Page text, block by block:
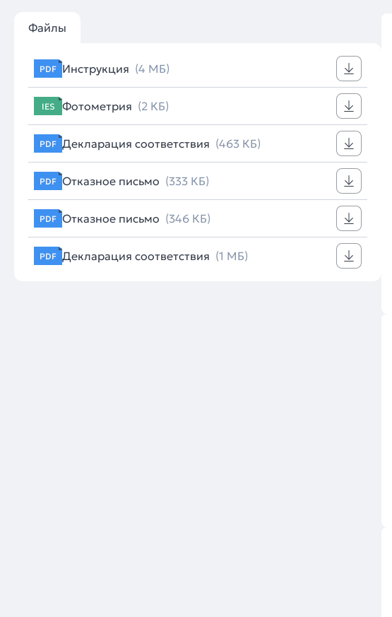
Файлы
PDF Инструкция (4 МБ)
IES Фотометрия (2 КБ)
PDF Декларация соответствия (463 КБ)
PDF Отказное письмо (333 КБ)
PDF Отказное письмо (346 КБ)
PDF Декларация соответствия (1 МБ)